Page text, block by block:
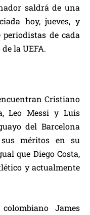
saldrá de una
hoy, jueves, y
de cada
la UEFA.
Cristiano
Leo Messi y Luis
del Barcelona
méritos en su
que Diego Costa,
y actualmente
James